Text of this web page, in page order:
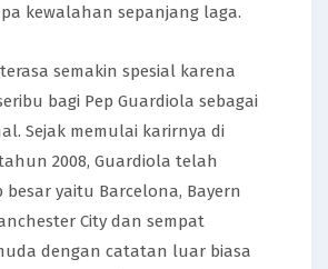
kewalahan sepanjang laga.
semakin spesial karena
bagi Pep Guardiola sebagai
Sejak memulai karirnya di
2008, Guardiola telah
besar yaitu Barcelona, Bayern
City dan sempat
dengan catatan luar biasa